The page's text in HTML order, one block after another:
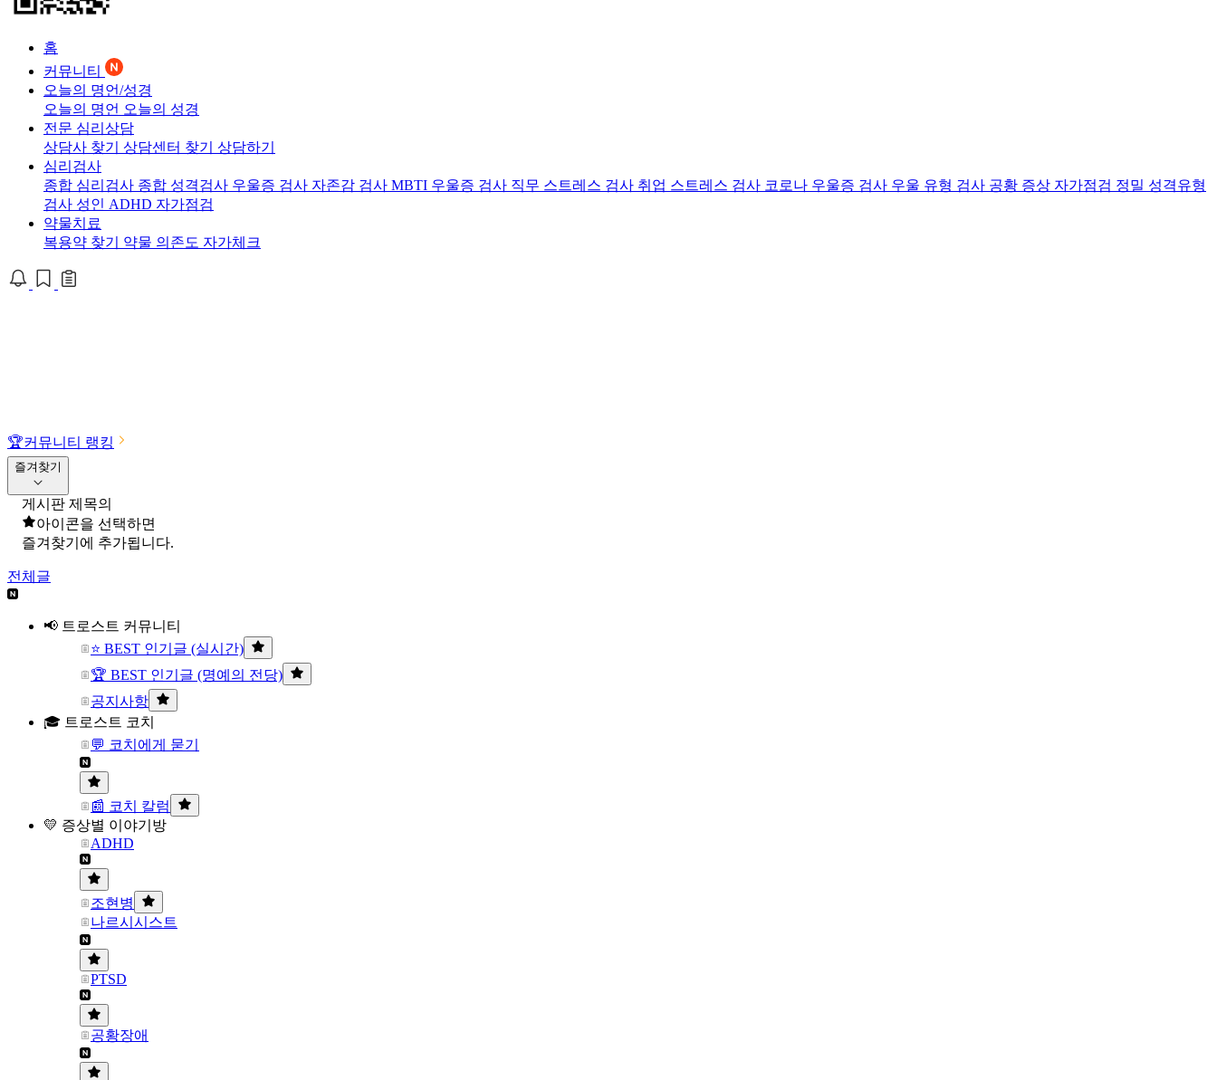
홈
커뮤니티
오늘의 명언/성경
오늘의 명언 오늘의 성경
전문 심리상담
상담사 찾기 상담센터 찾기 상담하기
심리검사
종합 심리검사 종합 성격검사 우울증 검사 자존감 검사 MBTI 우울증 검사 직무 스트레스 검사 취업 스트레스 검사 코로나 우울증 검사 우울 유형 검사 공황 증상 자가점검 정밀 성격유형
검사 성인 ADHD 자가점검
약물치료
복용약 찾기 약물 의존도 자가체크
🏆커뮤니티 랭킹
즐겨찾기
게시판 제목의
아이콘을 선택하면
즐겨찾기에 추가됩니다.
전체글
📢 트로스트 커뮤니티
⭐ BEST 인기글 (실시간)
🏆 BEST 인기글 (명예의 전당)
공지사항
🎓 트로스트 코치
💬 코치에게 묻기
📰 코치 칼럼
💛 증상별 이야기방
ADHD
조현병
나르시시스트
PTSD
공황장애